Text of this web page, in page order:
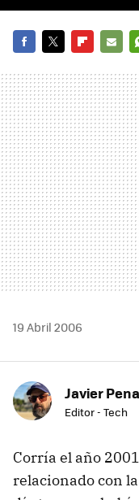
MAIL
19 Abril 2006
Javier
Editor - Tech
Corría el año
relacionado con